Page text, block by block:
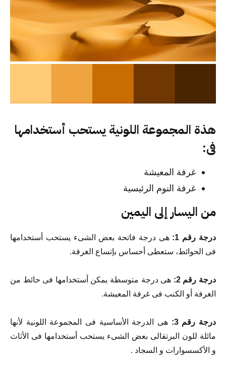
هذة المجموعة اللونية يستحب أستخدامها
فى:
غرفة المعيشة
غرفة النوم الرئيسية
من اليسار إلى اليمين
درجة رقم 1:
هى درجة فاتحة بعض الشىء يستحب أستخدامها
فى الحوائط، ستعطى أحساس بإتساع الغرفة.
درجة رقم 2:
هى درجة متوسطة يمكن أستخدامها فى حائط من
الغرفة أو الكنب فى غرفة المعيشة.
درجة رقم 3:
هى الدرجة الأساسية فى المجموعة اللونية لأنها
مائلة للون البرتقالى بعض الشىء يستحب أستخدامها فى الأثاث
و الأكسسوارات و السجاد .